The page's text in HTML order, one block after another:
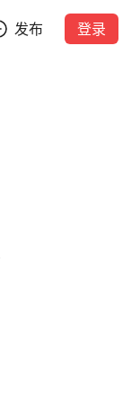
发布 登录